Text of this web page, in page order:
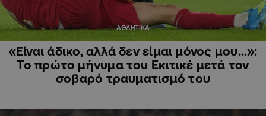
ΑΘΛΗΤΙΚΑ
«Είναι άδικο, αλλά δεν είμαι μόνος μου…»:
Το πρώτο μήνυμα του Εκιτικέ μετά τον
σοβαρό τραυματισμό του